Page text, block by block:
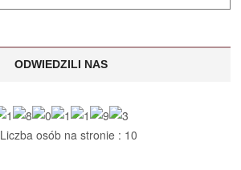
ODWIEDZILI NAS
Liczba osób na stronie : 10